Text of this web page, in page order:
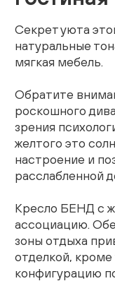
Живопись
Комоды
Тумбы
Пуфы и банкетки
Подушки
Матрасы
Распродажа
Комнаты
Секрет уюта
натуральные
мягкая мебель.
Обратите
роскошного
зрения
желтого это
настроение и
расслабленной
Кресло БЕНД с
ассоциацию.
зоны отдыха
отделкой, кроме
конфигурацию